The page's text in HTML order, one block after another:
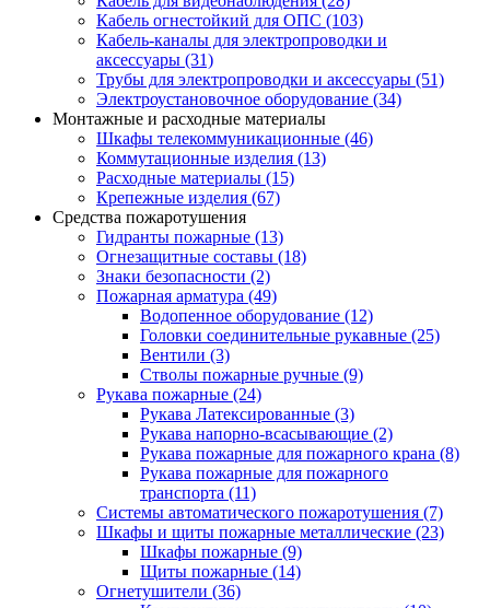
Кабель огнестойкий для ОПС (103)
Кабель-каналы для электропроводки и
аксессуары (31)
Трубы для электропроводки и аксессуары (51)
Электроустановочное оборудование (34)
Монтажные и расходные материалы
Шкафы телекоммуникационные (46)
Коммутационные изделия (13)
Расходные материалы (15)
Крепежные изделия (67)
Средства пожаротушения
Гидранты пожарные (13)
Огнезащитные составы (18)
Знаки безопасности (2)
Пожарная арматура (49)
Водопенное оборудование (12)
Головки соединительные рукавные (25)
Вентили (3)
Стволы пожарные ручные (9)
Рукава пожарные (24)
Рукава Латексированные (3)
Рукава напорно-всасывающие (2)
Рукава пожарные для пожарного крана (8)
Рукава пожарные для пожарного
транспорта (11)
Системы автоматического пожаротушения (7)
Шкафы и щиты пожарные металлические (23)
Шкафы пожарные (9)
Щиты пожарные (14)
Огнетушители (36)